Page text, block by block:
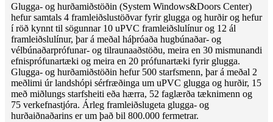
Glugga- og hurðamiðstöðin (System Windows&Doors Center)
hefur samtals 4 framleiðslustöðvar fyrir glugga og hurðir og hefur
í röð kynnt til sögunnar 10 uPVC framleiðslulínur og 12 ál
framleiðslulínur, þar á meðal háþróaða hugbúnaðar- og
vélbúnaðarprófunar- og tilraunaaðstöðu, meira en 30 mismunandi
efnisprófunartæki og meira en 20 prófunartæki fyrir glugga.
Glugga- og hurðamiðstöðin hefur 500 starfsmenn, þar á meðal 2
meðlimi úr landshópi sérfræðinga um uPVC glugga og hurðir, 15
með miðlungs starfsheiti eða hærra, 52 faglærða tæknimenn og
75 verkefnastjóra. Árleg framleiðslugeta glugga- og
hurðaiðnaðarins er um það bil 800.000 fermetrar.